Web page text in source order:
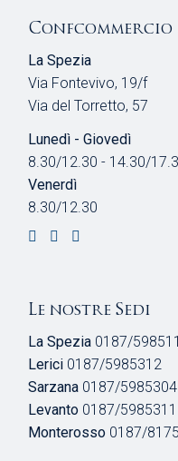
Confcommercio
La Spezia
Via Fontevivo, 19/f
Via del Torretto, 57
Lunedì - Giovedì
8.30/12.30 - 14.30/
Venerdì
8.30/12.30
Le nostre Sedi
La Spezia 0187/
Lerici 0187/5985312
Sarzana 0187/5985304
Levanto 0187/5985311
Monterosso 0187/